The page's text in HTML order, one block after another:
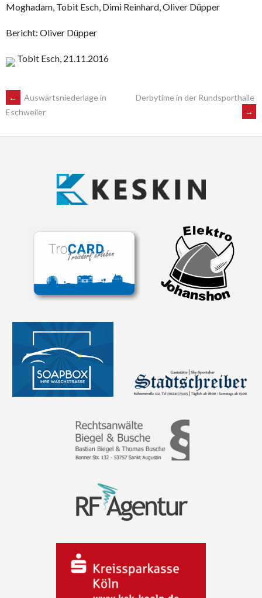
Moghadam, Tobit Esch, Dimi Reinhard, Oliver Düpper
Bericht: Oliver Düpper
Tobit Esch, 21.11.2016
POST
NAVIGATION
←
Auswärtsniederlage in
Eschweiler
Derbytime in der Rundsporthalle
→